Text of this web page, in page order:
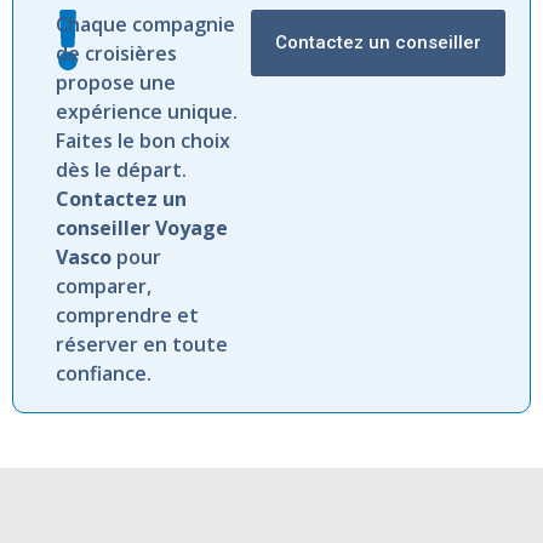
Chaque compagnie
de croisières
propose une
expérience unique.
Faites le bon choix
dès le départ.
Contactez un
conseiller Voyage
Vasco pour
comparer,
comprendre et
réserver en toute
confiance.
Contactez un conseiller